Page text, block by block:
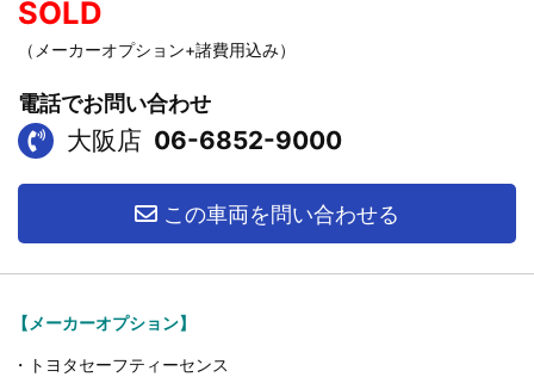
SOLD
（メーカーオプション+諸費用込み）
電話でお問い合わせ
大阪店 06-6852-9000
この車両を問い合わせる
【メーカーオプション】
・トヨタセーフティーセンス